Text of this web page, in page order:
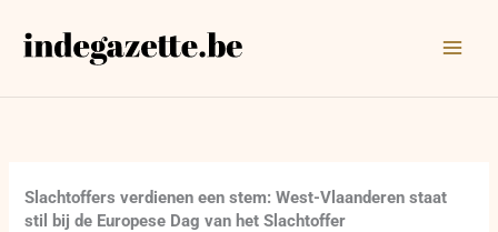
naar
Slachtoffers verdienen een stem: West-Vlaanderen staat
stil bij de Europese Dag van het Slachtoffer